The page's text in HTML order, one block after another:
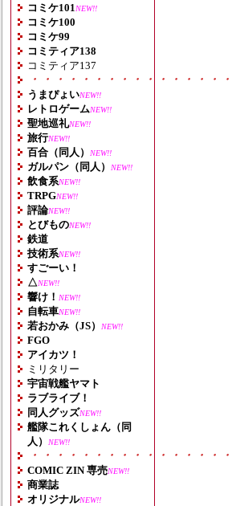
コミケ101 NEW!!
コミケ100
コミケ99
コミティア138
コミティア137
・・・・・・・・・・・・・・・
うまぴょいNEW!!
レトロゲームNEW!!
聖地巡礼NEW!!
旅行NEW!!
百合（同人） NEW!!
ガルパン（同人） NEW!!
飲食系NEW!!
TRPGNEW!!
評論NEW!!
とびものNEW!!
鉄道
技術系NEW!!
すごーい！
△NEW!!
響け！ NEW!!
自転車NEW!!
若おかみ（JS） NEW!!
FGO
アイカツ！
ミリタリー
宇宙戦艦ヤマト
ラブライブ！
同人グッズNEW!!
艦隊これくしょん（同
人）
NEW!!
・・・・・・・・・・・・・・・
COMIC ZIN 専売NEW!!
商業誌
オリジナルNEW!!